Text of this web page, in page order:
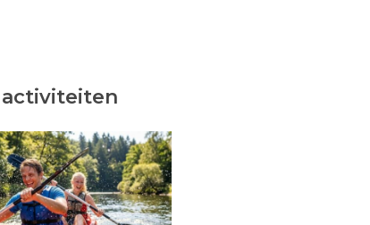
activiteiten